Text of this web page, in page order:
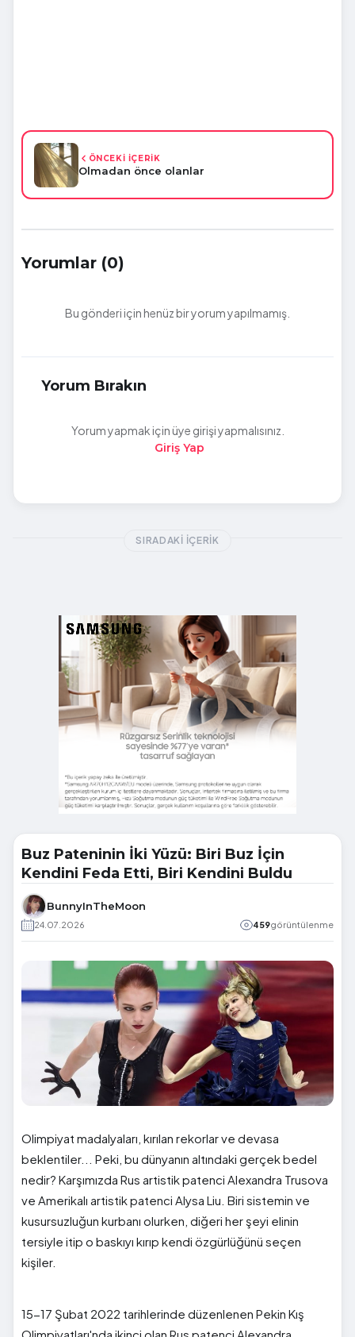
ÖNCEKİ İÇERİK
Olmadan önce olanlar
Yorumlar (0)
Bu gönderi için henüz bir yorum yapılmamış.
Yorum Bırakın
Yorum yapmak için üye girişi yapmalısınız.
Giriş Yap
SIRADAKI İÇERIK
Buz Pateninin İki Yüzü: Biri Buz İçin
Kendini Feda Etti, Biri Kendini Buldu
BunnyInTheMoon
24.07.2026 459görüntülenme
Olimpiyat madalyaları, kırılan rekorlar ve devasa
beklentiler... Peki, bu dünyanın altındaki gerçek bedel
nedir? Karşımızda Rus artistik patenci Alexandra Trusova
ve Amerikalı artistik patenci Alysa Liu. Biri sistemin ve
kusursuzluğun kurbanı olurken, diğeri her şeyi elinin
tersiyle itip o baskıyı kırıp kendi özgürlüğünü seçen
kişiler.
15-17 Şubat 2022 tarihlerinde düzenlenen Pekin Kış
Olimpiyatları'nda ikinci olan Rus patenci Alexandra,